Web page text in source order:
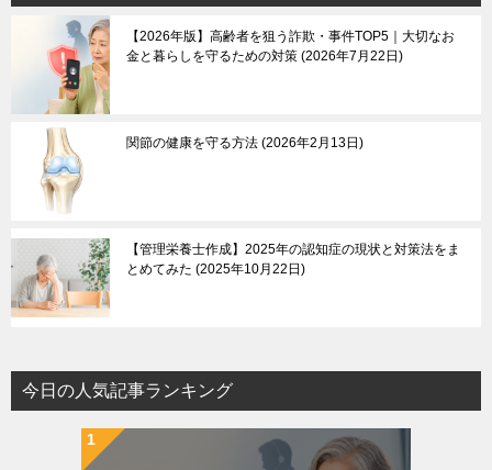
【2026年版】高齢者を狙う詐欺・事件TOP5｜大切なお
金と暮らしを守るための対策 2026年7月22日
関節の健康を守る方法 2026年2月13日
【管理栄養士作成】2025年の認知症の現状と対策法をま
とめてみた 2025年10月22日
今日の人気記事ランキング